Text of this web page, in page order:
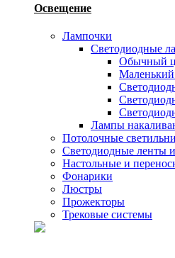
Освещение
Лампочки
Светодиодные
Обычный
Лампы
Потолочные
Светодиодные ленты
Настольные и
Фонарики
Люстры
Прожекторы
Трековые системы